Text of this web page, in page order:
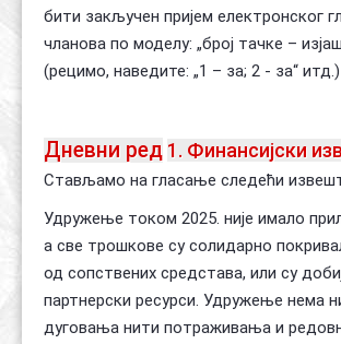
бити закључен пријем електронског
чланова по моделу: „број тачке –
(рецимо, наведите: „1 – за; 2 - за“ итд.)
Дневни ред 1. Финансијски
Стављамо на гласање следећи
Удружење током 2025. није имало
а све трошкове су солидарно
од сопствених средстава, или су
партнерски ресурси. Удружење нема
дуговања нити потраживања и